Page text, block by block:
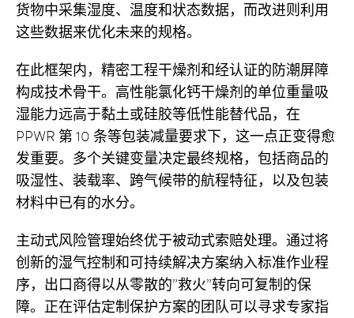
货物中采集湿度、温度和状态数据，而改进则利用
这些数据来优化未来的规格。
在此框架内，精密工程干燥剂和经认证的防潮屏障
构成技术骨干。高性能氯化钙干燥剂的单位重量吸
湿能力远高于黏土或硅胶等低性能替代品，在
PPWR 第 10 条等包装减量要求下，这一点正变得愈
发重要。多个关键变量决定最终规格，包括商品的
吸湿性、装载率、跨气候带的航程特征，以及包装
材料中已有的水分。
主动式风险管理始终优于被动式索赔处理。通过将
创新的湿气控制和可持续解决方案纳入标准作业程
序，出口商得以从零散的”救火”转向可复制的保
障。正在评估定制保护方案的团队可以寻求专家指